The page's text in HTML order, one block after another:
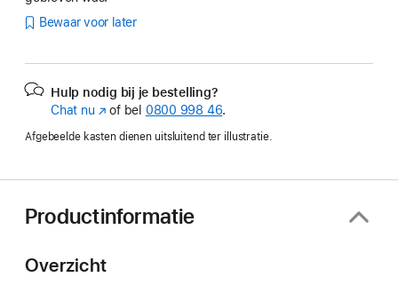
Bewaar voor later
Hulp nodig bij je bestelling?
Chat nu (Wordt
nieuw
geopend)
of bel 0800 998 46.
Afgebeelde kasten dienen uitsluitend ter illustratie.
Productinformatie
Overzicht